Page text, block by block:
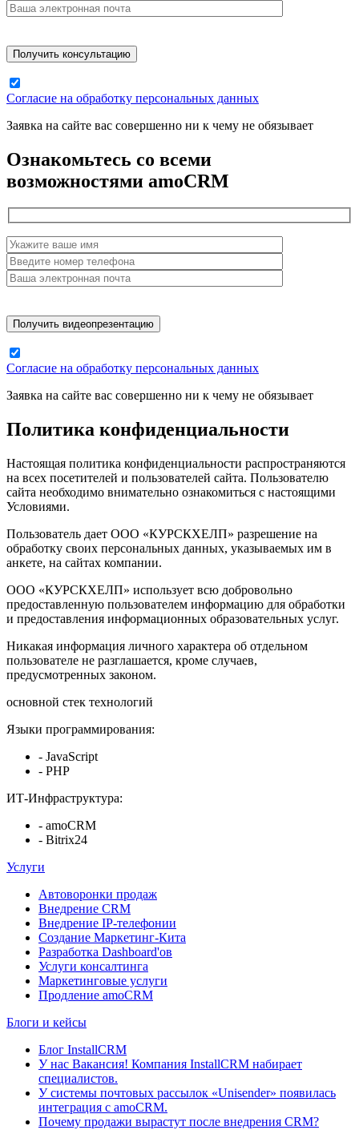
Согласие на обработку персональных данных
Заявка на сайте вас совершенно ни к чему не обязывает
Ознакомьтесь со всеми
возможностями amoCRM
Согласие на обработку персональных данных
Заявка на сайте вас совершенно ни к чему не обязывает
Политика конфиденциальности
Настоящая политика конфиденциальности распространяются
на всех посетителей и пользователей сайта. Пользователю
сайта необходимо внимательно ознакомиться с настоящими
Условиями.
Пользователь дает ООО «КУРСКХЕЛП» разрешение на
обработку своих персональных данных, указываемых им в
анкете, на сайтах компании.
ООО «КУРСКХЕЛП» использует всю добровольно
предоставленную пользователем информацию для обработки
и предоставления информационных образовательных услуг.
Никакая информация личного характера об отдельном
пользователе не разглашается, кроме случаев,
предусмотренных законом.
основной стек технологий
Языки программирования:
- JavaScript
- PHP
ИТ-Инфраструктура:
- amoCRM
- Bitrix24
Услуги
Автоворонки продаж
Внедрение CRM
Внедрение IP-телефонии
Создание Маркетинг-Кита
Разработка Dashboard'ов
Услуги консалтинга
Маркетинговые услуги
Продление amoCRM
Блоги и кейсы
Блог InstallCRM
У нас Вакансия! Компания InstallCRM набирает
специалистов.
У системы почтовых рассылок «Unisender» появилась
интеграция с amoCRM.
Почему продажи вырастут после внедрения CRM?